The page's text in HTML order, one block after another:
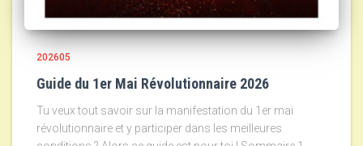
202605
Guide du 1er Mai Révolutionnaire 2026
Tu veux tout savoir sur la manifestation du 1er mai
révolutionnaire et y participer dans les meilleures